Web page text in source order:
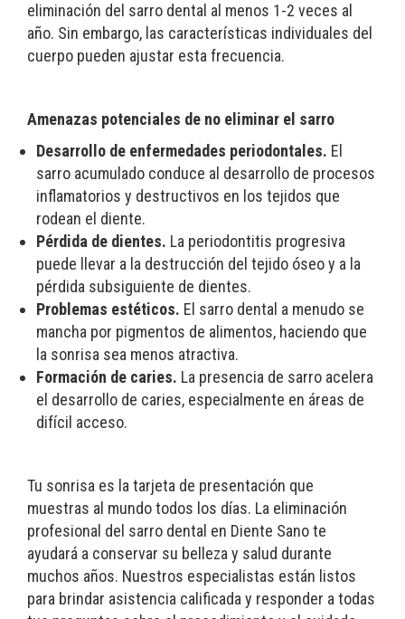
eliminación del sarro dental al menos 1-2 veces al
año. Sin embargo, las características individuales del
cuerpo pueden ajustar esta frecuencia.
Amenazas potenciales de no eliminar el sarro
Desarrollo de enfermedades periodontales. El
sarro acumulado conduce al desarrollo de procesos
inflamatorios y destructivos en los tejidos que
rodean el diente.
Pérdida de dientes. La periodontitis progresiva
puede llevar a la destrucción del tejido óseo y a la
pérdida subsiguiente de dientes.
Problemas estéticos. El sarro dental a menudo se
mancha por pigmentos de alimentos, haciendo que
la sonrisa sea menos atractiva.
Formación de caries. La presencia de sarro acelera
el desarrollo de caries, especialmente en áreas de
difícil acceso.
Tu sonrisa es la tarjeta de presentación que
muestras al mundo todos los días. La eliminación
profesional del sarro dental en Diente Sano te
ayudará a conservar su belleza y salud durante
muchos años. Nuestros especialistas están listos
para brindar asistencia calificada y responder a todas